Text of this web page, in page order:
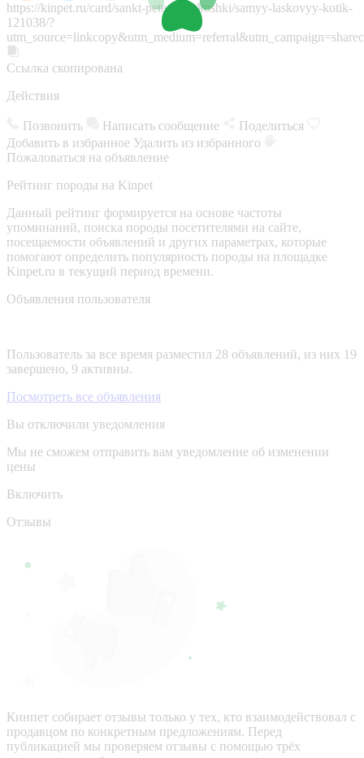
https://kinpet.ru/card/sankt-peterburg/koshki/samyy-laskovyy-kotik-
121038/?
Ссылка скопирована
Действия
Позвонить Написать сообщение
Поделиться
Добавить в избранное Удалить из избранного
Пожаловаться на объявление
Рейтинг породы на Kinpet
Данный рейтинг формируется на основе частоты
упоминаний, поиска породы посетителями на сайте,
посещаемости объявлений и других параметрах, которые
помогают определить популярность породы на площадке
Kinpet.ru в текущий период времени.
Объявления пользователя
Пользователь за все время разместил 28 объявлений, из них 19
завершено, 9 активны.
Посмотреть все объявления
Вы отключили уведомления
Мы не сможем отправить вам уведомление об изменении
цены
Включить
Отзывы
Кинпет собирает отзывы только у тех, кто взаимодействовал с
продавцом по конкретным предложениям. Перед
публикацией мы проверяем отзывы с помощью трёх